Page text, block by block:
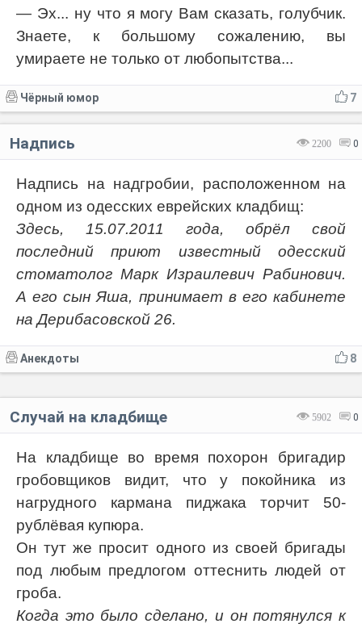
— Эх... ну что я могу Вам сказать, голубчик.
Знаете, к большому сожалению, вы
умираете не только от любопытства...
7
Чёрный юмор
2200 0
Надпись
Надпись на надгробии, расположенном на
одном из одесских еврейских кладбищ:
Здесь, 15.07.2011 года, обрёл свой
последний приют известный одесский
стоматолог Марк Израилевич Рабинович.
А его сын Яша, принимает в его кабинете
на Дерибасовской 26.
8
Анекдоты
5902 0
Случай на кладбище
На кладбище во время похорон бригадир
гробовщиков видит, что у покойника из
нагрудного кармана пиджака торчит 50-
рублёвая купюра.
Он тут же просит одного из своей бригады
под любым предлогом оттеснить людей от
гроба.
Когда это было сделано, и он потянулся к